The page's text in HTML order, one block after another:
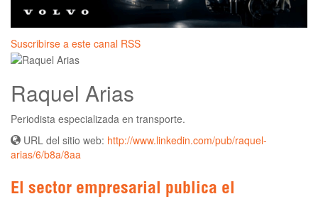
Suscribirse a este canal RSS
Raquel Arias
Periodista especializada en transporte.
URL del sitio web: http://www.linkedin.com/pub/raquel-
arias/6/b8a/8aa
El sector empresarial publica el